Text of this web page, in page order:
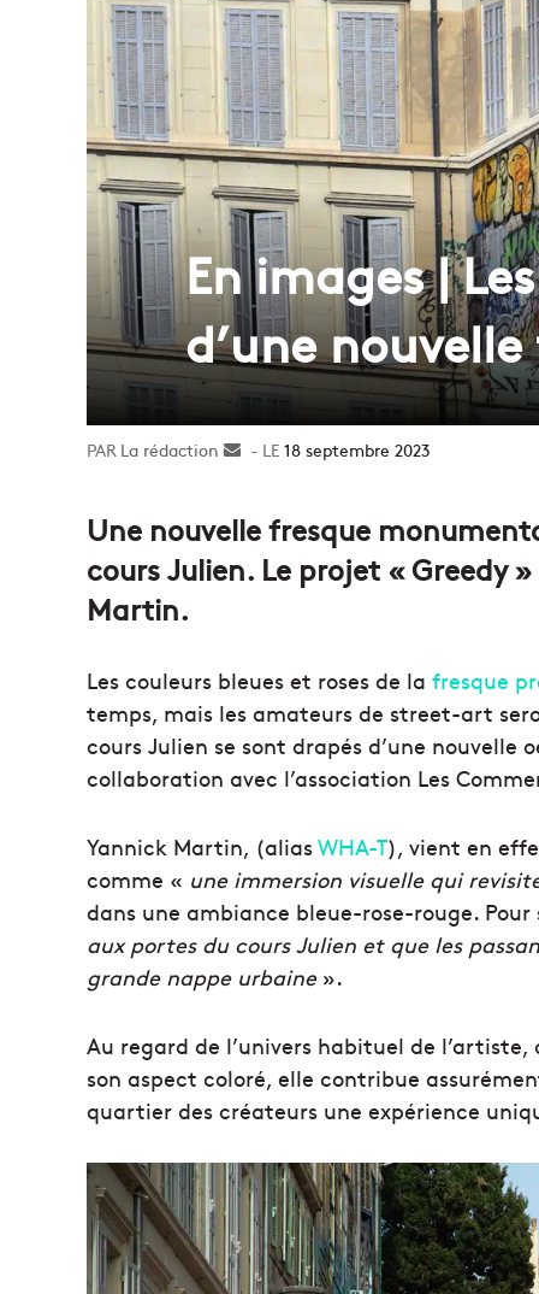
En images |
d’une
La rédaction
Envoyer18 septembre 2023
Une nouvelle fresque
cours Julien. Le projet « Greedy
Martin.
Les couleurs bleues et roses de la fresque
temps, mais les amateurs de street-art
cours Julien se sont drapés d’une
collaboration avec l’association Les
Yannick Martin, (aliasWHA-T), vient en
comme « une immersion visuelle qui
dans une ambiance bleue-rose-rouge.
aux portes du cours Julien et que les
grande nappe urbaine».
Au regard de l’univers habituel de
son aspect coloré, elle contribue
quartier des créateurs une expérience